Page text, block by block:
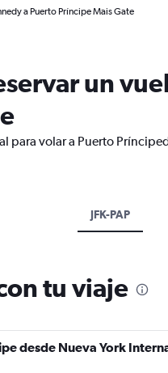
a Puerto Príncipe Mais Gate
un
para volar a Puerto
JFK-PAP
tu viaje
desde Nueva York